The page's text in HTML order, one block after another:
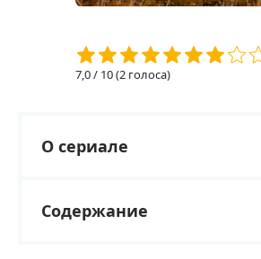
7,0/ 10 (2 голоса)
О сериале
Содержание